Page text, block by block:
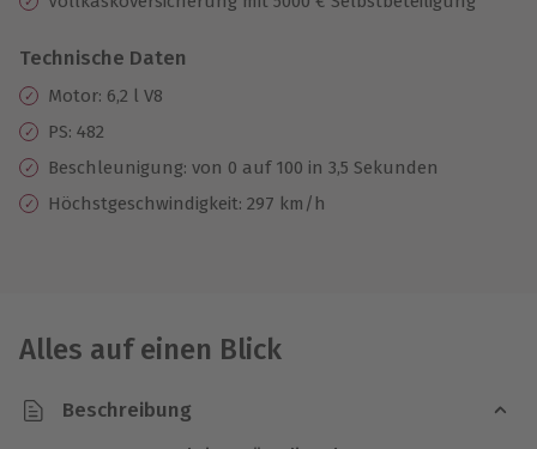
Technische Daten
Motor: 6,2 l V8
PS: 482
Beschleunigung: von 0 auf 100 in 3,5 Sekunden
Höchstgeschwindigkeit: 297 km/h
Alles auf einen Blick
Beschreibung